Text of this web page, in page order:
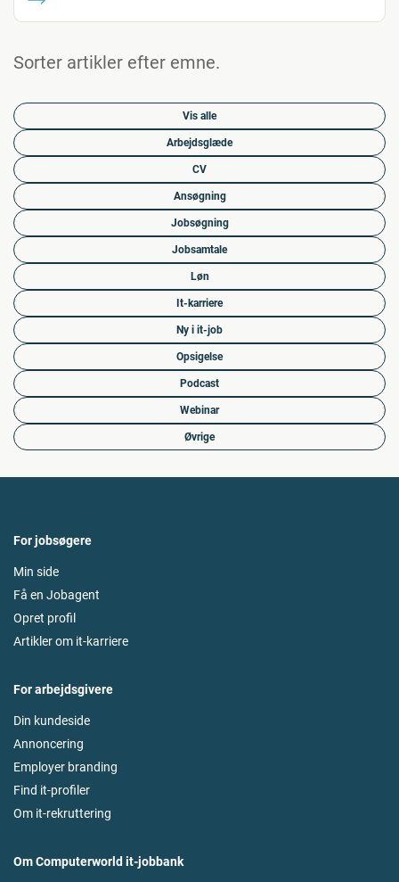
Sorter artikler efter emne.
Vis alle
Arbejdsglæde
CV
Ansøgning
Jobsøgning
Jobsamtale
Løn
It-karriere
Ny i it-job
Opsigelse
Podcast
Webinar
Øvrige
For jobsøgere
Min side
Få en Jobagent
Opret profil
Artikler om it-karriere
For arbejdsgivere
Din kundeside
Annoncering
Employer branding
Find it-profiler
Om it-rekruttering
Om Computerworld it-jobbank